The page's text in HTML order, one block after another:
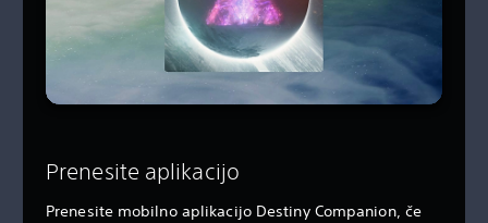
Prenesite aplikacijo
Prenesite mobilno aplikacijo Destiny Companion, če